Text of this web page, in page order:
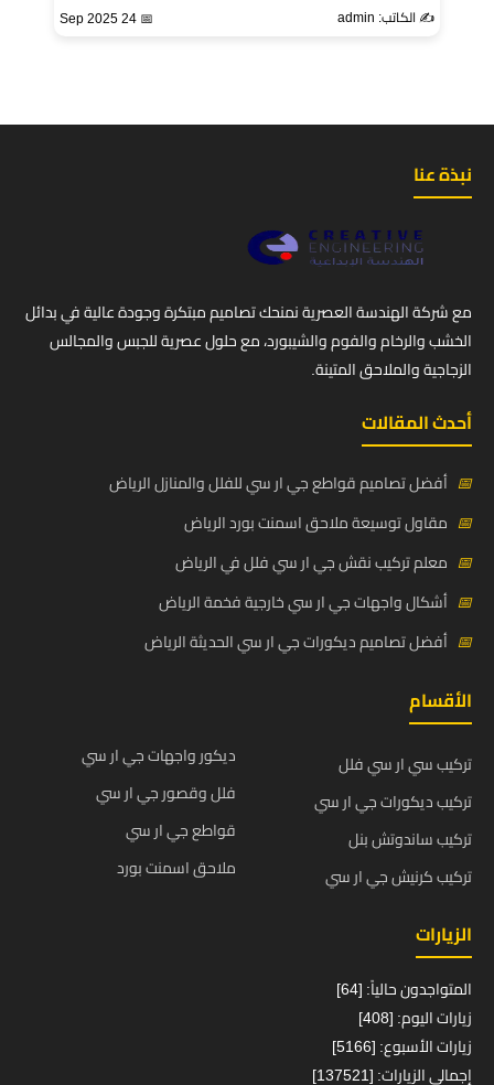
✍️ الكاتب: admin 📅 24 Sep 2025
نبذة عنا
مع شركة الهندسة العصرية نمنحك تصاميم مبتكرة وجودة عالية في بدائل
الخشب والرخام والفوم والشيبورد، مع حلول عصرية للجبس والمجالس
الزجاجية والملاحق المتينة.
أحدث المقالات
📅 أفضل تصاميم قواطع جي ار سي للفلل والمنازل الرياض
📅 مقاول توسيعة ملاحق اسمنت بورد الرياض
📅 معلم تركيب نقش جي ار سي فلل في الرياض
📅 أشكال واجهات جي ار سي خارجية فخمة الرياض
📅 أفضل تصاميم ديكورات جي ار سي الحديثة الرياض
الأقسام
تركيب سي ار سي فلل
تركيب ديكورات جي ار سي
تركيب ساندوتش بنل
تركيب كرنيش جي ار سي
ديكور واجهات جي ار سي
فلل وقصور جي ار سي
قواطع جي ار سي
ملاحق اسمنت بورد
الزيارات
المتواجدون حالياً: [64]
زيارات اليوم: [408]
زيارات الأسبوع: [5166]
إجمالي الزيارات: [137521]